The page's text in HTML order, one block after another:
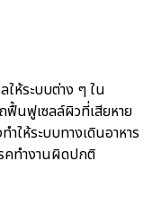
ห้ระบบต่าง ๆ ใน
ฟื้นฟูเซลล์ผิวที่เสียหาย
ให้ระบบทางเดินอาหาร
คทำงานผิดปกติ